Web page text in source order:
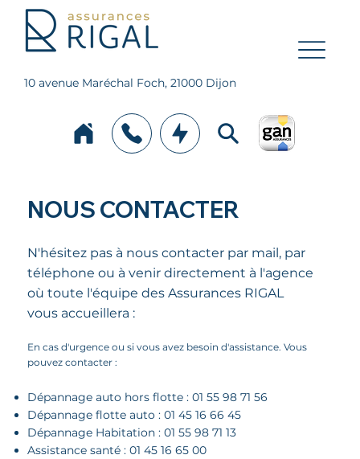
10 avenue Maréchal Foch, 21000 Dijon
NOUS CONTACTER
N'hésitez pas à nous contacter par mail, par
téléphone ou à venir directement à l'agence
où toute l'équipe des Assurances RIGAL
vous accueillera :
En cas d'urgence ou si vous avez besoin d'assistance. Vous
pouvez contacter :
Dépannage auto hors flotte :01 55 98 71 56
Dépannage flotte auto :01 45 16 66 45
Dépannage Habitation :01 55 98 71 13
Assistance santé :01 45 16 65 00